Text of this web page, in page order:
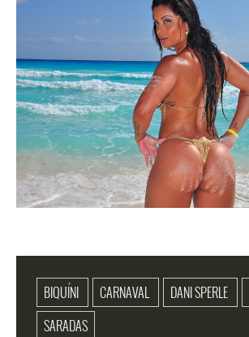
BIQUÍNI CARNAVAL DANI SPERLE
SARADAS